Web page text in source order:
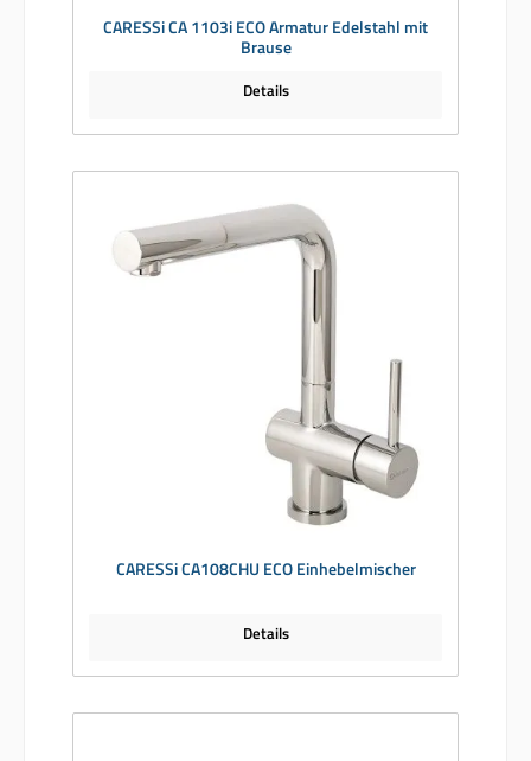
CARESSi CA 1103i ECO Armatur Edelstahl mit
Brause
Details
CARESSi CA108CHU ECO Einhebelmischer
Details